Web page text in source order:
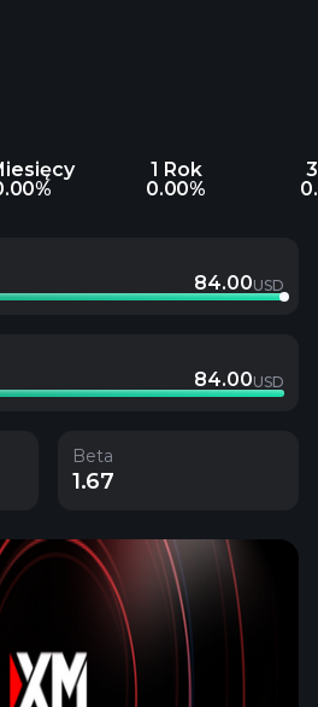
1 Rok
0.00%
84.00USD
84.00USD
Beta
1.67